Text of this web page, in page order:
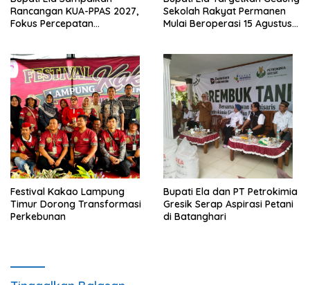
Rancangan KUA-PPAS 2027,
Fokus Percepatan
Sekolah Rakyat Permanen
Mulai Beroperasi 15 Agustus
‎Festival Kakao Lampung
Timur Dorong Transformasi
Perkebunan
Bupati Ela dan PT Petrokimia
Gresik Serap Aspirasi Petani
di Batanghari